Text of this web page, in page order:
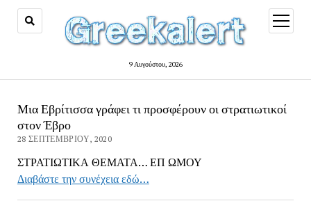
9 Αυγούστου, 2026
open
menu
Μια Εβρίτισσα γράφει τι προσφέρουν οι στρατιωτικοί
στον Έβρο
28 ΣΕΠΤΕΜΒΡΊΟΥ, 2020
ΣΤΡΑΤΙΩΤΙΚΑ ΘΕΜΑΤΑ… ΕΠ ΩΜΟΥ
Διαβάστε την συνέχεια εδώ…